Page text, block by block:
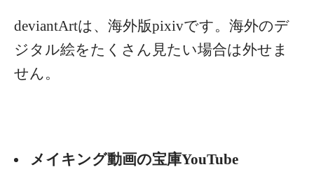
deviantArtは、海外版pixivです。海外のデ
ジタル絵をたくさん見たい場合は外せま
せん。
メイキング動画の宝庫YouTube